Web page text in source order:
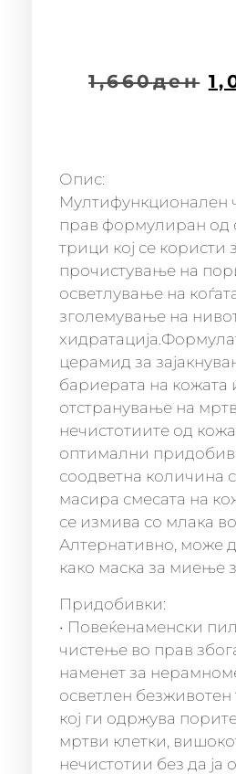
1,660ден
Опис:
Мултифункционален
прав формулиран од
трици кој се користи
прочистување на
осветлување на
зголемување на
церамид за
бариерата на кожата
отстранување на
нечистотиите од
оптимални
соодветна количина
масира смесата на
се измива со млака
Алтернативно, може
како маска за миење
Придобивки:
• Повеќенаменски
чистење во прав
наменет за
осветлен безживотен
кој ги одржува
мртви клетки,
нечистотии без да ја